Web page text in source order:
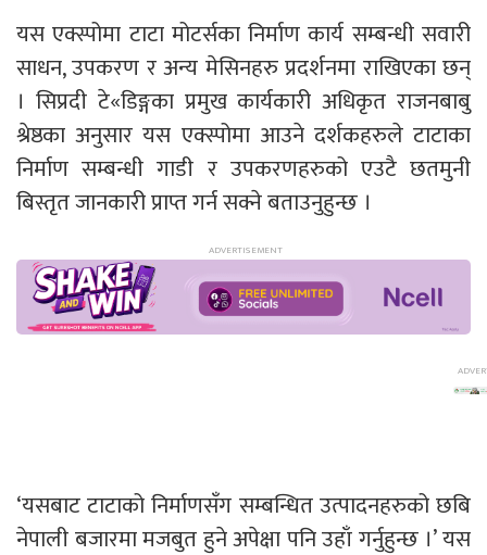
यस एक्स्पोमा टाटा मोटर्सका निर्माण कार्य सम्बन्धी सवारी
साधन, उपकरण र अन्य मेसिनहरु प्रदर्शनमा राखिएका छन्
। सिप्रदी टे«डिङ्गका प्रमुख कार्यकारी अधिकृत राजनबाबु
श्रेष्ठका अनुसार यस एक्स्पोमा आउने दर्शकहरुले टाटाका
निर्माण सम्बन्धी गाडी र उपकरणहरुको एउटै छतमुनी
बिस्तृत जानकारी प्राप्त गर्न सक्ने बताउनुहुन्छ ।
‘यसबाट टाटाको निर्माणसँग सम्बन्धित उत्पादनहरुको छबि
नेपाली बजारमा मजबुत हुने अपेक्षा पनि उहाँ गर्नुहुन्छ ।’ यस